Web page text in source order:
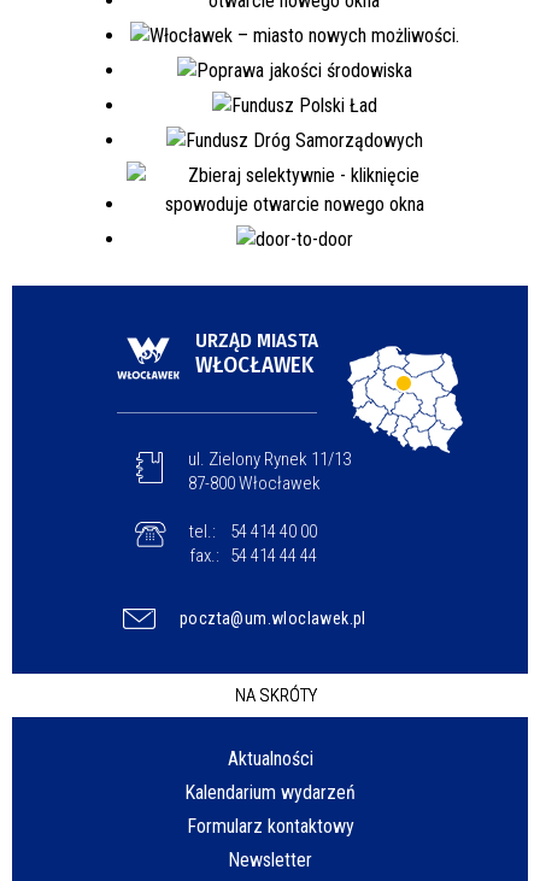
URZĄD MIASTA
WŁOCŁAWEK
ul. Zielony Rynek 11/13
87-800 Włocławek
tel.:
54 414 40 00
fax.:
54 414 44 44
poczta@um.wloclawek.pl
NA SKRÓTY
Aktualności
Kalendarium wydarzeń
Formularz kontaktowy
Newsletter